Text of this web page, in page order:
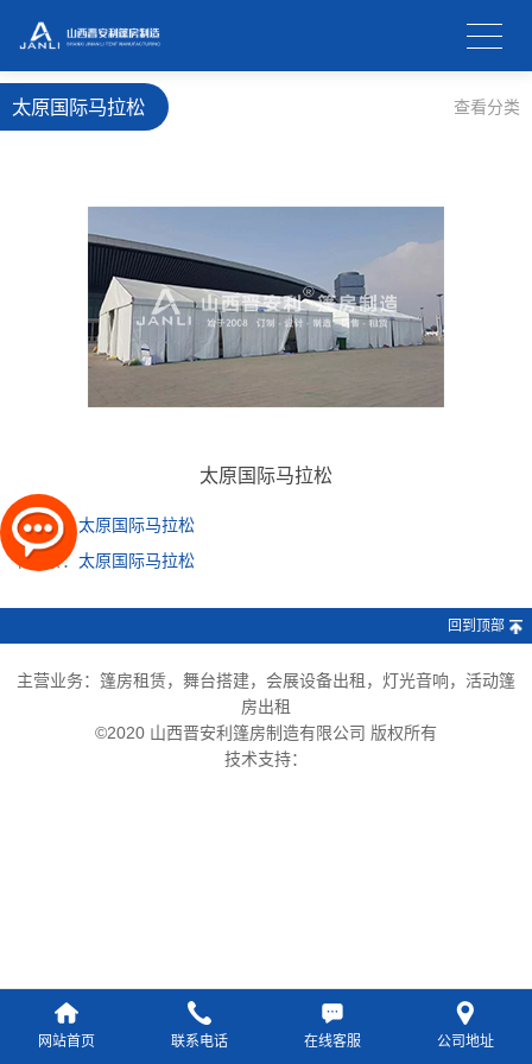
太原国际马拉松 查看分类
太原国际马拉松
上一条：太原国际马拉松
下一条： 太原国际马拉松
网站首页 联系电话 在线客服 公司地址
回到顶部
主营业务：篷房租赁，舞台搭建，会展设备出租，灯光音响，活动篷
房出租
©2020 山西晋安利篷房制造有限公司 版权所有
技术支持：